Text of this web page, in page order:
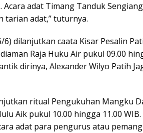
adat Timang Tanduk
tarian adat,” tuturnya.
dilanjutkan caata Kisar Pesalin
Raja Huku Air pukul 09.00
dirinya, Alexander Wilyo Patih
ritual Pengukuhan Mangku
Aik pukul 10.00 hingga 11.00 WIB.
adat para pengurus atau